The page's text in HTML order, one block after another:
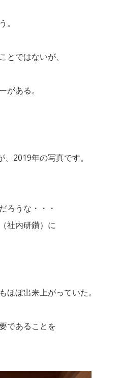
。
とではないが、
がある。
2019年の写真です。
ろうな・・・
社内研鑽）に
ほぼ出来上がっていた。
であることを